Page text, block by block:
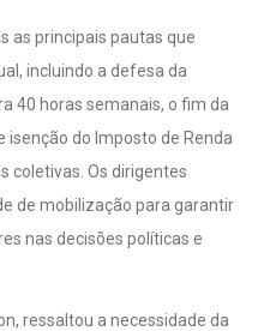
as principais pautas que
incluindo a defesa da
40 horas semanais, o fim da
isenção do Imposto de Renda
coletivas. Os dirigentes
de mobilização para garantir
nas decisões políticas e
ressaltou a necessidade da